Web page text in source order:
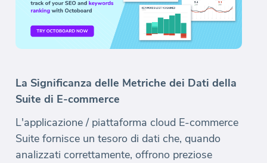
La Significanza delle Metriche dei Dati della
Suite di E-commerce
L'applicazione / piattaforma cloud E-commerce
Suite fornisce un tesoro di dati che, quando
analizzati correttamente, offrono preziose